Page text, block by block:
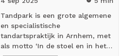
Tandpark is een grote algemene
en specialistische
tandartspraktijk in Arnhem, met
als motto ‘In de stoel en in het…